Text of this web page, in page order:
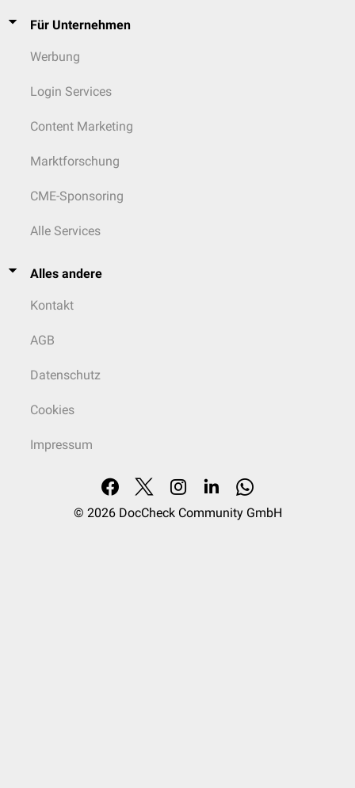
Für Unternehmen
Werbung
Login Services
Content Marketing
Marktforschung
CME-Sponsoring
Alle Services
Alles andere
Kontakt
AGB
Datenschutz
Cookies
Impressum
© 2026 DocCheck Community GmbH